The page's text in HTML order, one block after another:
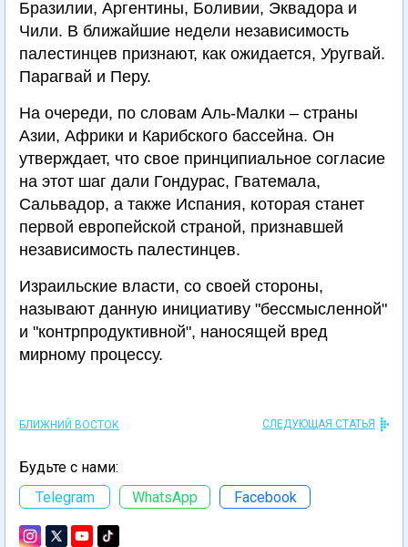
Бразилии, Аргентины, Боливии, Эквадора и
Чили. В ближайшие недели независимость
палестинцев признают, как ожидается, Уругвай.
Парагвай и Перу.
На очереди, по словам Аль-Малки – страны
Азии, Африки и Карибского бассейна. Он
утверждает, что свое принципиальное согласие
на этот шаг дали Гондурас, Гватемала,
Сальвадор, а также Испания, которая станет
первой европейской страной, признавшей
независимость палестинцев.
Израильские власти, со своей стороны,
называют данную инициативу "бессмысленной"
и "контрпродуктивной", наносящей вред
мирному процессу.
БЛИЖНИЙ ВОСТОК СЛЕДУЮЩАЯ СТАТЬЯ
Будьте с нами:
Telegram
WhatsApp Facebook